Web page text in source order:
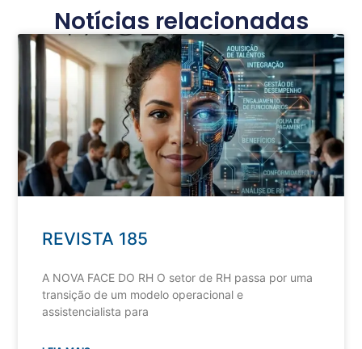
Notícias relacionadas
REVISTA 185
A NOVA FACE DO RH O setor de RH passa por uma
transição de um modelo operacional e
assistencialista para